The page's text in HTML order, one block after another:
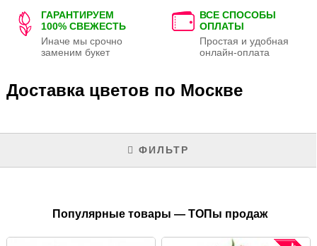
ГАРАНТИРУЕМ
100% СВЕЖЕСТЬ
Иначе мы срочно
заменим букет
ВСЕ СПОСОБЫ
ОПЛАТЫ
Простая и удобная
онлайн-оплата
Доставка цветов по Москве
ФИЛЬТР
Популярные товары — ТОПы продаж